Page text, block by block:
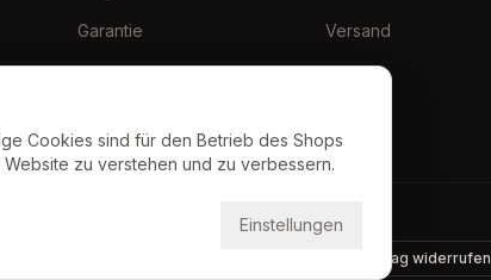
Garantie
Zahlungsarten
Versand
Vertrag widerrufen
Cookies sind für den Betrieb des Shops
zu verstehen und zu verbessern.
Einstellungen